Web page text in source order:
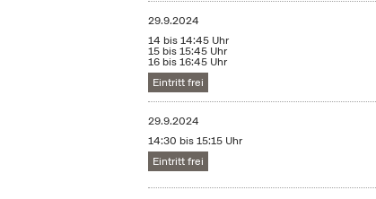
29.9.2024
14 bis 14:45 Uhr
15 bis 15:45 Uhr
16 bis 16:45 Uhr
Eintritt frei
29.9.2024
14:30 bis 15:15 Uhr
Eintritt frei